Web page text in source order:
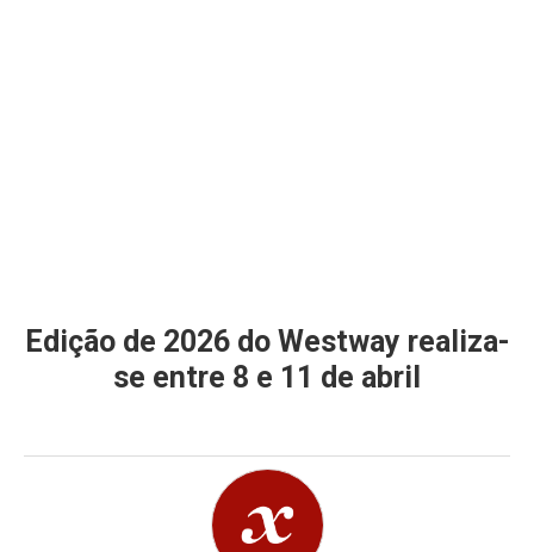
Edição de 2026 do Westway realiza-
se entre 8 e 11 de abril